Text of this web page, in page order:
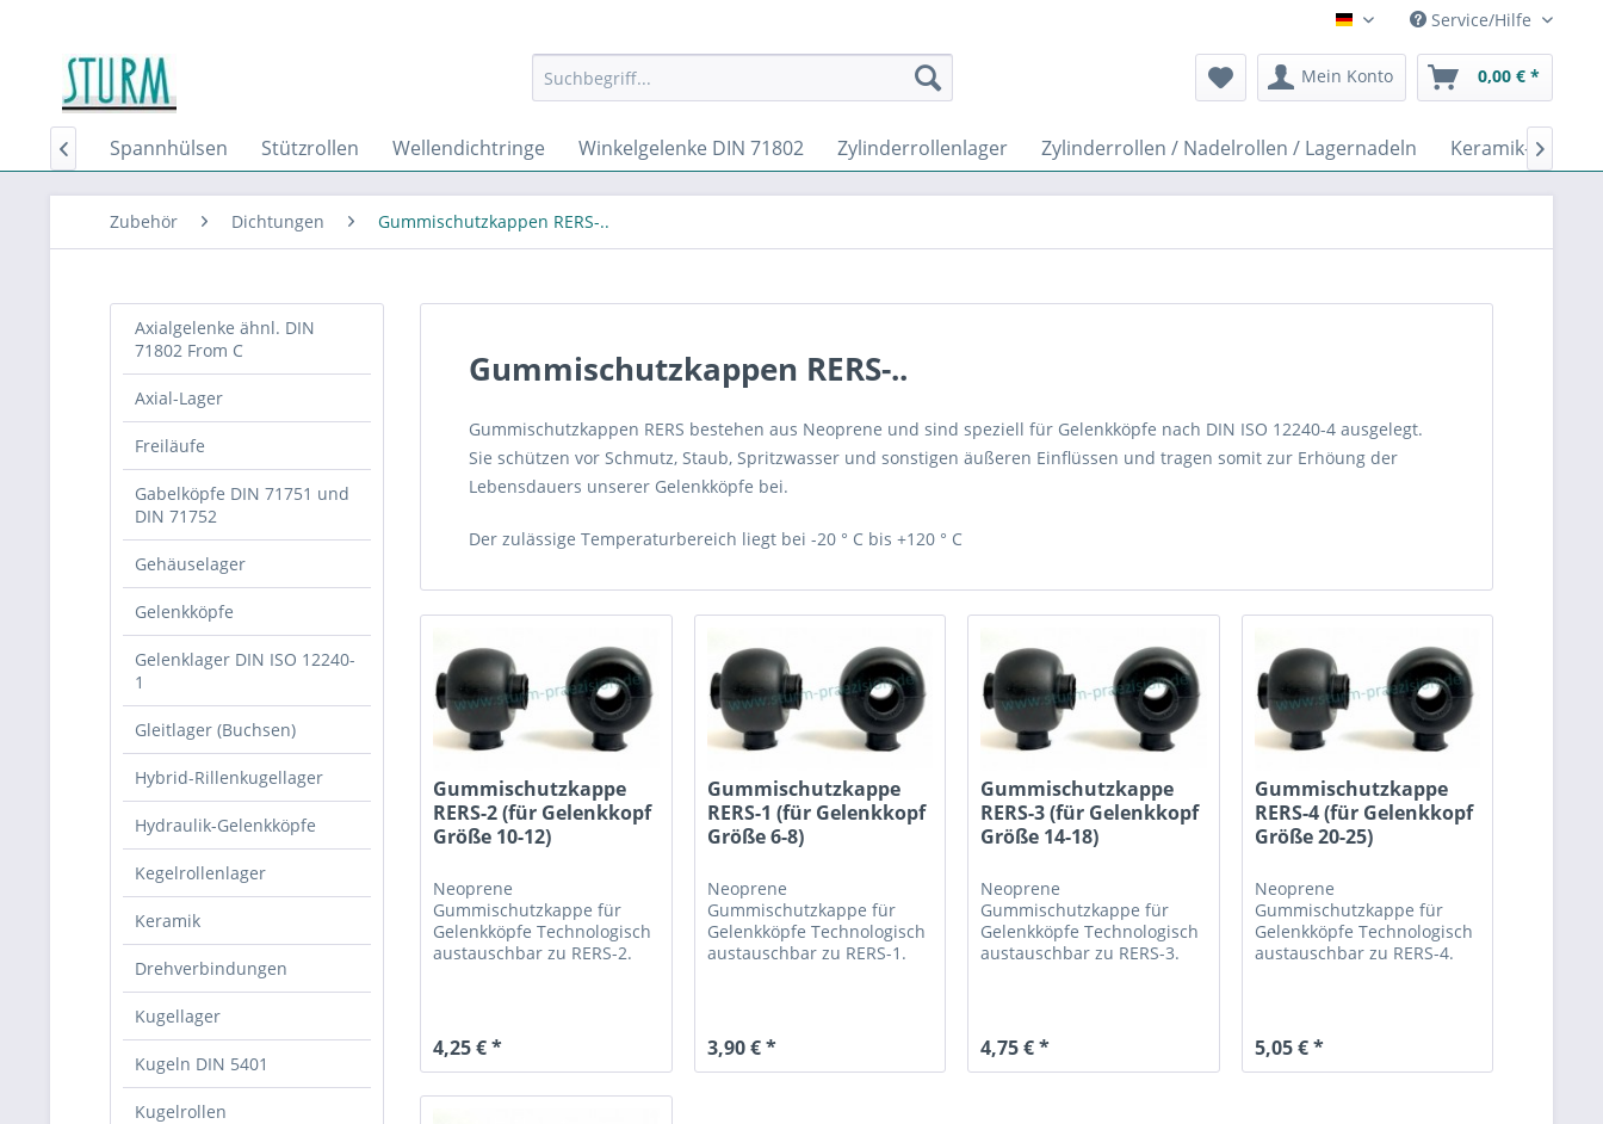
Deutsch Service/Hilfe
Mein Konto 0,00 € *
Spannhülsen Stützrollen Wellendichtringe Winkelgelenke DIN 71802 Zylinderrollenlager Zylinderrollen / Nadelrollen / Lagernadeln Keramik-
 
Zubehör Dichtungen Gummischutzkappen RERS-..
Axialgelenke ähnl. DIN
71802 From C
Axial-Lager
Freiläufe
Gabelköpfe DIN 71751 und
DIN 71752
Gehäuselager
Gelenkköpfe
Gelenklager DIN ISO 12240-
1
Gleitlager (Buchsen)
Hybrid-Rillenkugellager
Hydraulik-Gelenkköpfe
Kegelrollenlager
Keramik
Drehverbindungen
Kugellager
Kugeln DIN 5401
Kugelrollen
Gummischutzkappen RERS-..
Gummischutzkappen RERS bestehen aus Neoprene und sind speziell für Gelenkköpfe nach DIN ISO 12240-4 ausgelegt.
Sie schützen vor Schmutz, Staub, Spritzwasser und sonstigen äußeren Einflüssen und tragen somit zur Erhöung der
Lebensdauers unserer Gelenkköpfe bei.
Der zulässige Temperaturbereich liegt bei -20 ° C bis +120 ° C
Gummischutzkappe
RERS-2 (für Gelenkkopf
Größe 10-12)
Neoprene
Gummischutzkappe für
GelenkköpfeTechnologisch
austauschbar zu RERS-2.
4,25 € *
Gummischutzkappe
RERS-1 (für Gelenkkopf
Größe 6-8)
Neoprene
Gummischutzkappe für
Gelenkköpfe Technologisch
austauschbar zu RERS-1.
3,90 € *
Gummischutzkappe
RERS-3 (für Gelenkkopf
Größe 14-18)
Neoprene
Gummischutzkappe für
GelenkköpfeTechnologisch
austauschbar zu RERS-3.
4,75 € *
Gummischutzkappe
RERS-4 (für Gelenkkopf
Größe 20-25)
Neoprene
Gummischutzkappe für
Gelenkköpfe Technologisch
austauschbar zu RERS-4.
5,05 € *